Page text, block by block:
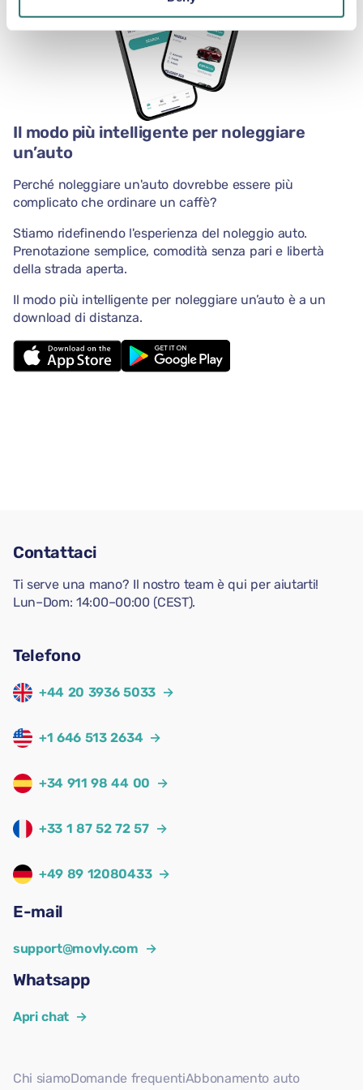
Il modo più intelligente per noleggiare
un’auto
Perché noleggiare un'auto dovrebbe essere più
complicato che ordinare un caffè?
Stiamo ridefinendo l'esperienza del noleggio auto.
Prenotazione semplice, comodità senza pari e libertà
della strada aperta.
Il modo più intelligente per noleggiare un’auto è a un
download di distanza.
Contattaci
Ti serve una mano? Il nostro team è qui per aiutarti!
Lun–Dom: 14:00–00:00 (CEST).
Telefono
+44 20 3936 5033 →
+1 646 513 2634 →
+34 911 98 44 00 →
+33 1 87 52 72 57 →
+49 89 12080433 →
E-mail
support@movly.com →
Whatsapp
Apri chat →
Chi siamoDomande frequentiAbbonamento auto